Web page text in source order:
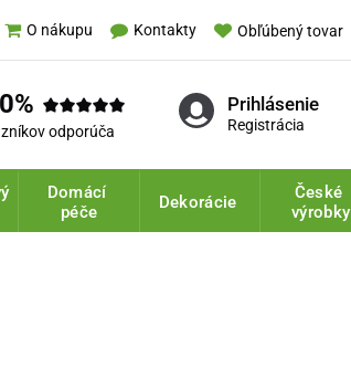
O nákupu Kontakty Obľúbený tovar
odporúča
Prihlásenie
Registrácia
Domácí
péče
Dekorácie
České
výrobky